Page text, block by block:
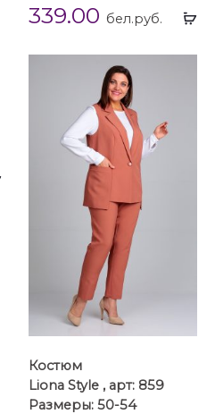
339.00 бел.руб.
Выбрать
Костюм
Liona Style , арт: 859
Размеры: 50-54